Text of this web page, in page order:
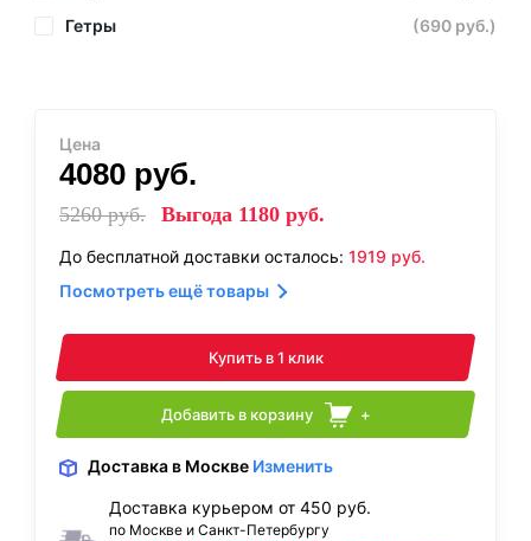
Гетры
(690 руб.)
Цена
4080 руб.
5260руб. Выгода 1180 руб.
До бесплатной доставки осталось: 1919 руб.
Посмотреть ещё товары
Купить в 1 клик
Добавить в корзину +
Доставка в Москве Изменить
Доставка курьером от 450 руб.
по Москве и Санкт-Петербургу